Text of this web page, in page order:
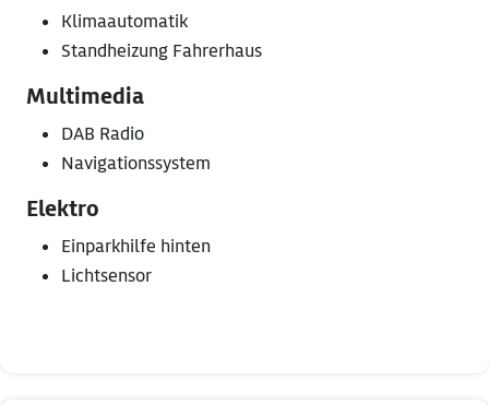
Klimaautomatik
Standheizung Fahrerhaus
Multimedia
DAB Radio
Navigationssystem
Elektro
Einparkhilfe hinten
Lichtsensor